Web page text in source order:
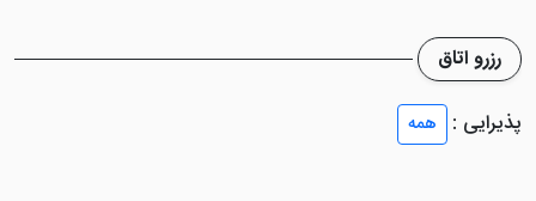
به سیستم خوشبو کننده هوا، تلویزیون ماهواره ای با صفحه
تخت، صندوق امانات و میز هستند. سرویس بهداشتی، حمام
اختصاصی با ملزومات بهداشتی، سشوار و دمپایی، یخچال،
مینی بار، سیستم سرمایشی و ... از دیگر امکانات موجود در
رزرو اتاق
پذیرایی :
همه